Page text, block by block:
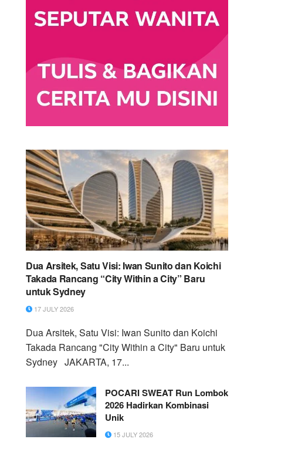
Dua Arsitek, Satu Visi: Iwan Sunito dan Koichi
Takada Rancang “City Within a City” Baru
untuk Sydney
17 JULY 2026
Dua Arsitek, Satu Visi: Iwan Sunito dan Koichi
Takada Rancang "City Within a City" Baru untuk
Sydney JAKARTA, 17...
POCARI SWEAT Run Lombok
2026 Hadirkan Kombinasi
Unik
15 JULY 2026